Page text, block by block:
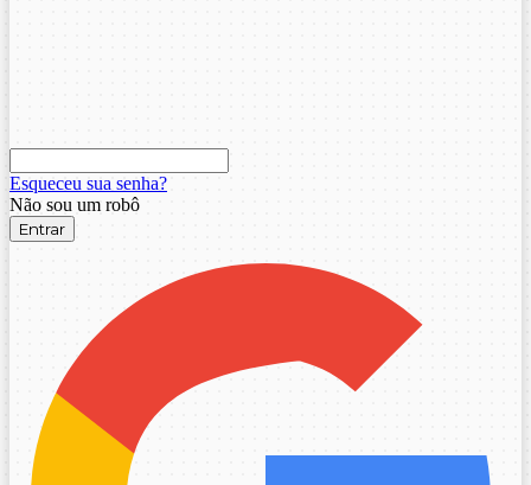
Esqueceu sua senha?
Não sou um robô
Entrar